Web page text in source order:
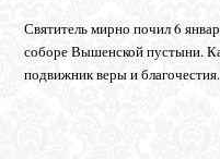
Святитель мирно почил 6
соборе Вышенской пустыни.
подвижник веры и благочестия.